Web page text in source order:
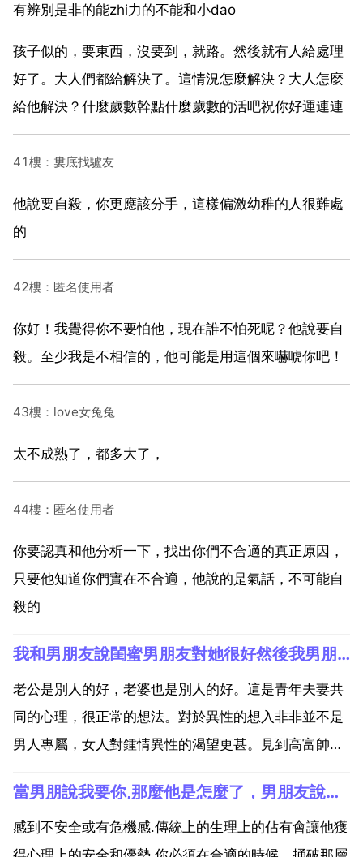
有辨別是非的能zhi力的不能和小dao
孩子似的，要東西，沒要到，就路。然後就有人給處理
好了。大人們都給解決了。這情況怎麼解決？大人怎麼
給他解決？什麼歲數幹點什麼歲數的活吧祝你好運連連
41樓：婁底找驢友
他說要自殺，你更應該分手，這樣偏激幼稚的人很難處
的
42樓：匿名使用者
你好！我覺得你不要怕他，現在誰不怕死呢？他說要自
殺。至少我是不相信的，他可能是用這個來嚇唬你吧！
43樓：love女兔兔
太不成熟了，都多大了，
44樓：匿名使用者
你要認真和他分析一下，找出你們不合適的真正原因，
只要他知道你們實在不合適，他說的是氣話，不可能自
殺的
我和男朋友說閨蜜男朋友對她很好然後我男朋友讓我去和他過還說我把他越推越遠了為什麼
老公是別人的好，老婆也是別人的好。這是青年夫妻共
同的心理，很正常的想法。對於異性的想入非非並不是
男人專屬，女人對鍾情異性的渴望更甚。見到高富帥一
該把應該在心裡的想法向老公表達出來，你真的去和閨
蜜的老公生活，又回懷戀這個家和老公。如果男朋友跟
當男朋說我要你,那麼他是怎麼了，男朋友說隨便，還說你要這麼想我也沒辦法
感到不安全或有危機感.傳統上的生理上的佔有會讓他獲